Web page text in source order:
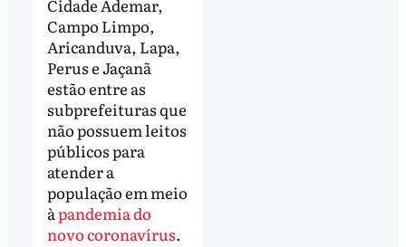
Cidade Ademar,
Campo Limpo,
Aricanduva, Lapa,
Perus e Jaçanã
estão entre as
subprefeituras que
não possuem leitos
públicos para
atender a
população em meio
àpandemia do
novo coronavírus.